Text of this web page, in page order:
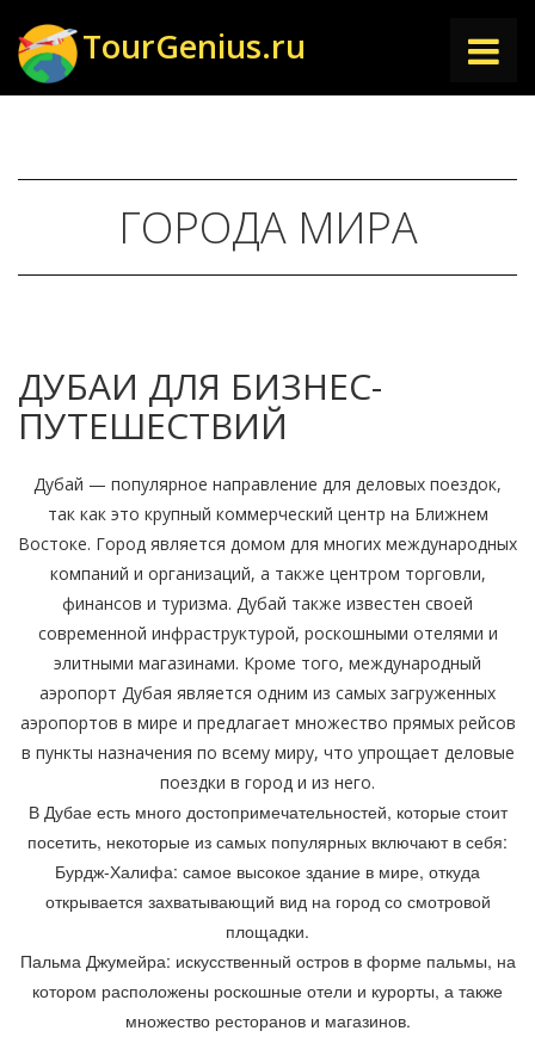
TourGenius.ru
ГОРОДА МИРА
ДУБАИ ДЛЯ БИЗНЕС-
ПУТЕШЕСТВИЙ
Дубай — популярное направление для деловых поездок,
так как это крупный коммерческий центр на Ближнем
Востоке. Город является домом для многих международных
компаний и организаций, а также центром торговли,
финансов и туризма. Дубай также известен своей
современной инфраструктурой, роскошными отелями и
элитными магазинами. Кроме того, международный
аэропорт Дубая является одним из самых загруженных
аэропортов в мире и предлагает множество прямых рейсов
в пункты назначения по всему миру, что упрощает деловые
поездки в город и из него.
В Дубае есть много достопримечательностей, которые стоит
посетить, некоторые из самых популярных включают в себя:
Бурдж-Халифа: самое высокое здание в мире, откуда
открывается захватывающий вид на город со смотровой
площадки.
Пальма Джумейра: искусственный остров в форме пальмы, на
котором расположены роскошные отели и курорты, а также
множество ресторанов и магазинов.